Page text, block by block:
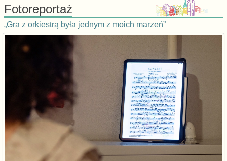
Fotoreportaż
„Gra z orkiestrą była jednym z moich marzeń”